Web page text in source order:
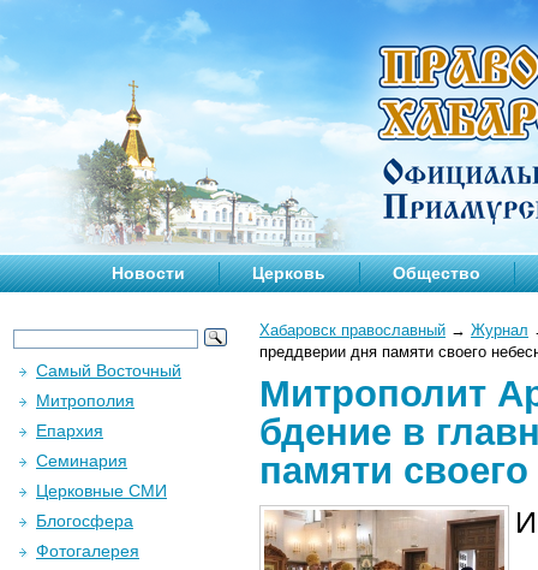
Новости Церковь Общество
Хабаровск православный → Журнал
преддверии дня памяти своего
Митрополит
бдение в
памяти
Самый Восточный
Митрополия
Епархия
Семинария
Церковные СМИ
Блогосфера
Фотогалерея